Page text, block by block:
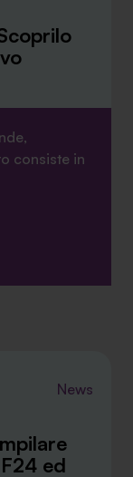
consiste in
News
ed